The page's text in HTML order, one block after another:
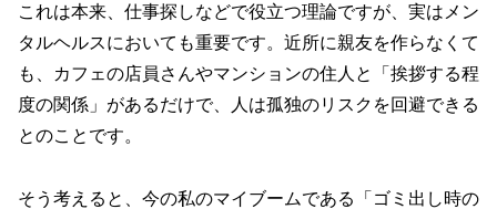
これは本来、仕事探しなどで役立つ理論ですが、実はメン
タルヘルスにおいても重要です。近所に親友を作らなくて
も、カフェの店員さんやマンションの住人と「挨拶する程
度の関係」があるだけで、人は孤独のリスクを回避できる
とのことです。
そう考えると、今の私のマイブームである「ゴミ出し時の